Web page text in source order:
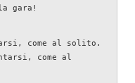
gara!
come al solito.
come al